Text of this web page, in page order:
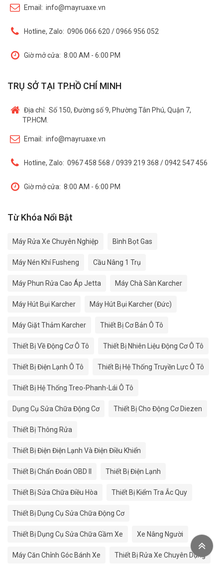
Email: info@mayruaxe.vn
Hotline, Zalo: 0906 066 620 / 0966 956 052
Giờ mở cửa: 8:00 AM - 6:00 PM
TRỤ SỞ TẠI TP.HỒ CHÍ MINH
Địa chỉ: Số 150, Đường số 9, Phường Tân Phú, Quận 7,
TP.HCM.
Email: info@mayruaxe.vn
Hotline, Zalo: 0967 458 568 / 0939 219 368 / 0942 547 456
Giờ mở cửa: 8:00 AM - 6:00 PM
Từ Khóa Nổi Bật
Máy Rửa Xe Chuyên Nghiệp Bình Bọt Gas
Máy Nén Khí Fusheng Cầu Nâng 1 Trụ
Máy Phun Rửa Cao Áp Jetta Máy Chà Sàn Karcher
Máy Hút Bụi Karcher Máy Hút Bụi Karcher (Đức)
Máy Giặt Thảm Karcher Thiết Bị Cơ Bản Ô Tô
Thiết Bị Về Động Cơ Ô Tô Thiết Bị Nhiên Liệu Động Cơ Ô Tô
Thiết Bị Điện Lạnh Ô Tô Thiết Bị Hệ Thống Truyền Lực Ô Tô
Thiết Bị Hệ Thống Treo-Phanh-Lái Ô Tô
Dụng Cụ Sửa Chữa Động Cơ Thiết Bị Cho Động Cơ Diezen
Thiết Bị Thông Rửa
Thiết Bị Điện Điện Lạnh Và Điện Điều Khiển
Thiết Bị Chẩn Đoán OBD II Thiết Bị Điện Lạnh
Thiết Bị Sửa Chữa Điều Hòa Thiết Bị Kiểm Tra Ắc Quy
Thiết Bị Dụng Cụ Sửa Chữa Động Cơ
Thiết Bị Dụng Cụ Sửa Chữa Gầm Xe Xe Nâng Người
Máy Căn Chỉnh Góc Bánh Xe Thiết Bị Rửa Xe Chuyên Dụng